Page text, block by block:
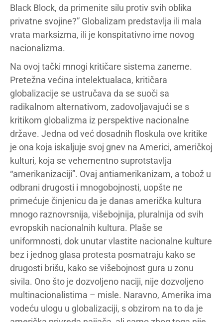
Black Block, da primenite silu protiv svih oblika
privatne svojine?” Globalizam predstavlja ili mala
vrata marksizma, ili je konspitativno ime novog
nacionalizma.
Na ovoj tački mnogi kritičare sistema zaneme.
Pretežna većina intelektualaca, kritičara
globalizacije se ustručava da se suoči sa
radikalnom alternativom, zadovoljavajući se s
kritikom globalizma iz perspektive nacionalne
države. Jedna od već dosadnih floskula ove kritike
je ona koja iskaljuje svoj gnev na Americi, američkoj
kulturi, koja se vehementno suprotstavlja
“amerikanizaciji”. Ovaj antiamerikanizam, a tobož u
odbrani drugosti i mnogobojnosti, uopšte ne
primećuje činjenicu da je danas američka kultura
mnogo raznovrsnija, višebojnija, pluralnija od svih
evropskih nacionalnih kultura. Plaše se
uniformnosti, dok unutar vlastite nacionalne kulture
bez i jednog glasa protesta posmatraju kako se
drugosti brišu, kako se višebojnost gura u zonu
sivila. Ono što je dozvoljeno naciji, nije dozvoljeno
multinacionalistima – misle. Naravno, Amerika ima
vodeću ulogu u globalizaciji, s obzirom na to da je